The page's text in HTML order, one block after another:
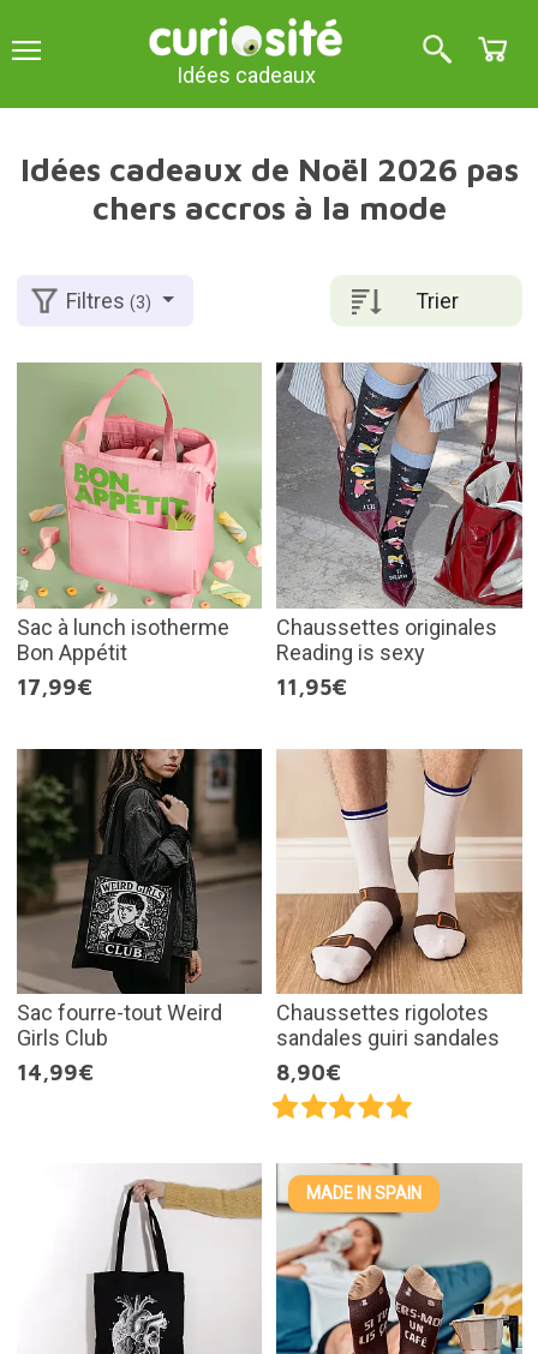
Idées cadeaux
Idées cadeaux de Noël 2026 pas
chers accros à la mode
Trier
Filtres(3)
Sac à lunch isotherme
Bon Appétit
17,99€
Chaussettes originales
Reading is sexy
11,95€
Sac fourre-tout Weird
Girls Club
14,99€
Chaussettes rigolotes
sandales guiri sandales
8,90€
MADE IN SPAIN